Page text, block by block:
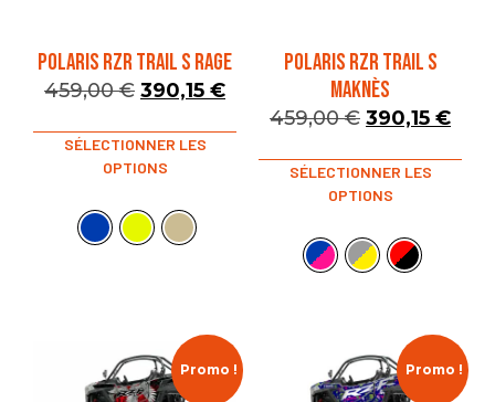
POLARIS RZR TRAIL S RAGE
459,00€ 390,15 €
SÉLECTIONNER LES
OPTIONS
POLARIS RZR TRAIL S
MAKNÈS
459,00€ 390,15 €
SÉLECTIONNER LES
OPTIONS
Promo ! Promo !